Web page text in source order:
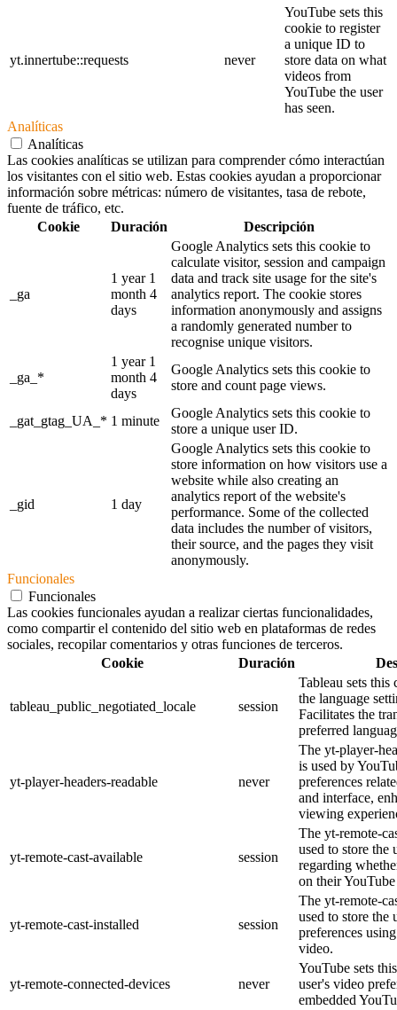
yt.innertube::requests never
YouTube sets this
cookie to register
a unique ID to
store data on what
videos from
YouTube the user
has seen.
Analíticas
Analíticas
Las cookies analíticas se utilizan para comprender cómo interactúan
los visitantes con el sitio web. Estas cookies ayudan a proporcionar
información sobre métricas: número de visitantes, tasa de rebote,
fuente de tráfico, etc.
Cookie
Duración Descripción
_ga
1 year 1
month 4
days
Google Analytics sets this cookie to
calculate visitor, session and campaign
data and track site usage for the site's
analytics report. The cookie stores
information anonymously and assigns
a randomly generated number to
recognise unique visitors.
_ga_*
1 year 1
month 4
days
Google Analytics sets this cookie to
store and count page views.
_gat_gtag_UA_* 1 minute
Google Analytics sets this cookie to
store a unique user ID.
_gid 1 day
Google Analytics sets this cookie to
store information on how visitors use a
website while also creating an
analytics report of the website's
performance. Some of the collected
data includes the number of visitors,
their source, and the pages they visit
anonymously.
Funcionales
Funcionales
Las cookies funcionales ayudan a realizar ciertas funcionalidades,
como compartir el contenido del sitio web en plataformas de redes
sociales, recopilar comentarios y otras funciones de terceros.
Cookie
Duración
tableau_public_negotiated_locale session
Tableau sets
the language
Facilitates the
preferred
yt-player-headers-readable never
The yt-player-
is used by
preferences
and interface,
viewing
yt-remote-cast-available session
The yt-remote-
used to store the
regarding
on their
yt-remote-cast-installed session
The yt-remote-
used to store the
preferences
video.
yt-remote-connected-devices never
YouTube sets
user's video
embedded